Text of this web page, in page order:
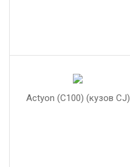
Actyon (С100) (кузов CJ)